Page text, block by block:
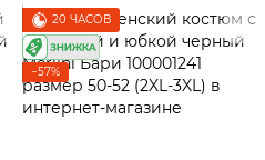
20 ЧАСОВ
−57%